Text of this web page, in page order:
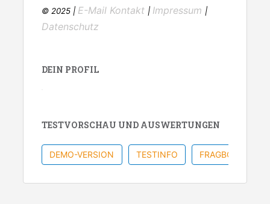
© 2025 | E-Mail Kontakt | Impressum |
Datenschutz
DEIN PROFIL
TESTVORSCHAU UND AUSWERTUNGEN